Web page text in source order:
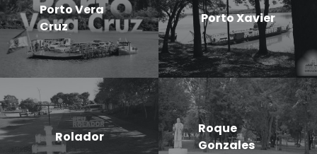
Porto Vera
Cruz
Porto Xavier
Rolador
Roque
Gonzales